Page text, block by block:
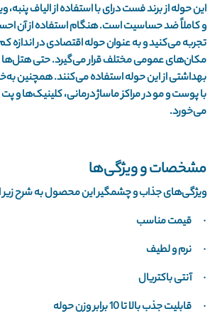
این حوله از برند فست درای با استفاده از الیاف
و کاملاً ضد حساسیت است. هنگام استفاده از آن
تجربه می‌کنید و به ‌عنوان حوله اقتصادی در اندازه
مکان‌های عمومی مختلف قرار می‌گیرد. حتی هتل‌ها
بهداشتی از این حوله استفاده می‌کنند. همچنین
با پوست و مو در مراکز ماساژ درمانی، کلینیک‌ها و
می‌خورد.
مشخصات و ویژگی‌ها
ویژگی‌های جذاب و چشمگیر این محصول به شرح
· قیمت مناسب
· نرم و لطیف
· آنتی باکتریال
· قابلیت جذب بالا تا 10 برابر وزن حوله